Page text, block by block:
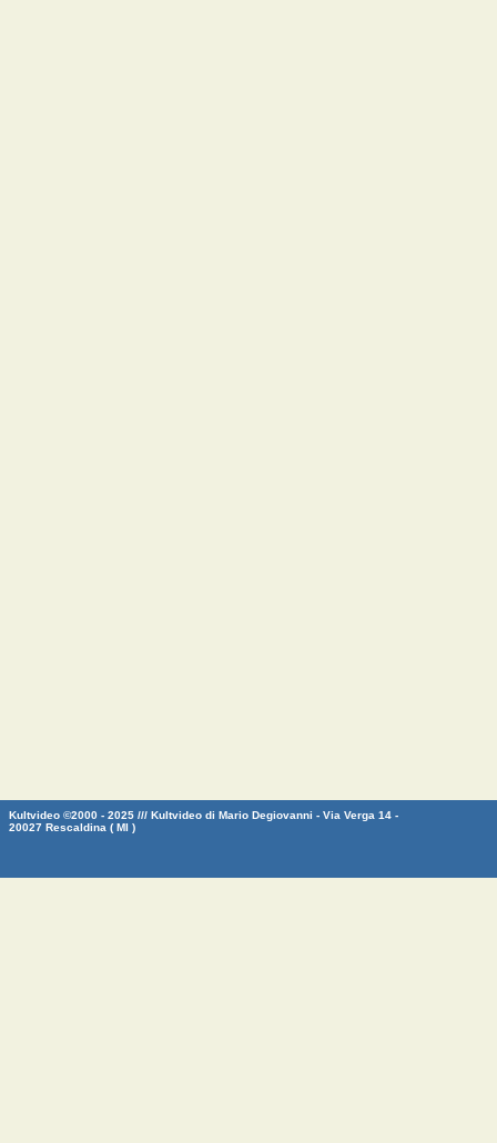
Kultvideo ©2000 - 2025 /// Kultvideo di Mario Degiovanni - Via Verga 14 -
20027 Rescaldina ( MI )